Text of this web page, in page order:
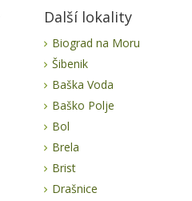
Další lokality
Biograd na Moru
Šibenik
Baška Voda
Baško Polje
Bol
Brela
Brist
Drašnice